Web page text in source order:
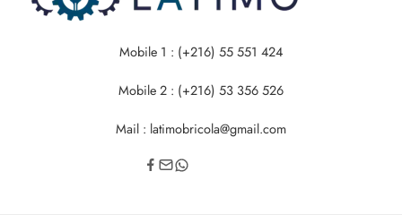
Mobile 1 : (+216) 55 551 424
Mobile 2 : (+216) 53 356 526
Mail : latimobricola@gmail.com